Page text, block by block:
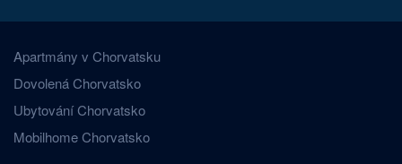
Apartmány v Chorvatsku
Dovolená Chorvatsko
Ubytování Chorvatsko
Mobilhome Chorvatsko